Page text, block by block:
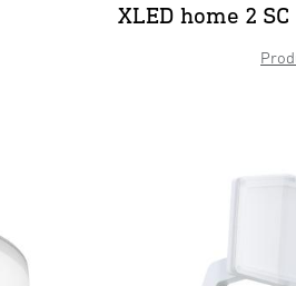
XLED home 2 SC
XLED PRO Expanse